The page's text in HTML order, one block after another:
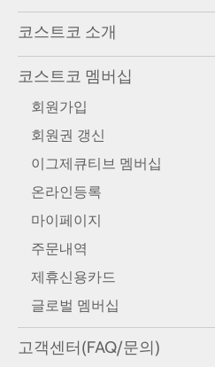
코스트코 소개
코스트코 멤버십
회원가입
회원권 갱신
이그제큐티브 멤버십
온라인등록
마이페이지
주문내역
제휴신용카드
글로벌 멤버십
고객센터(FAQ/문의)